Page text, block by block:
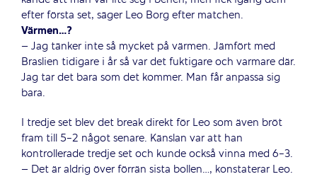
efter första set, säger Leo Borg efter matchen.
Värmen…?
– Jag tänker inte så mycket på värmen. Jämfört med
Braslien tidigare i år så var det fuktigare och varmare där.
Jag tar det bara som det kommer. Man får anpassa sig
bara.
I tredje set blev det break direkt för Leo som även bröt
fram till 5-2 något senare. Känslan var att han
kontrollerade tredje set och kunde också vinna med 6-3.
– Det är aldrig över förrän sista bollen…, konstaterar Leo.